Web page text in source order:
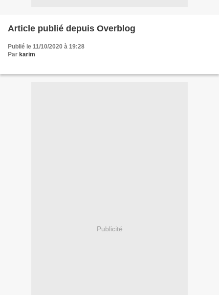
Article publié depuis Overblog
Publié le 11/10/2020 à 19:28
Par karim
Publicité